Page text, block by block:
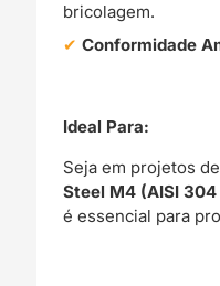
bricolagem.
Conformidade
Ideal Para:
Seja em projetos
Steel M4 (AISI
é essencial para